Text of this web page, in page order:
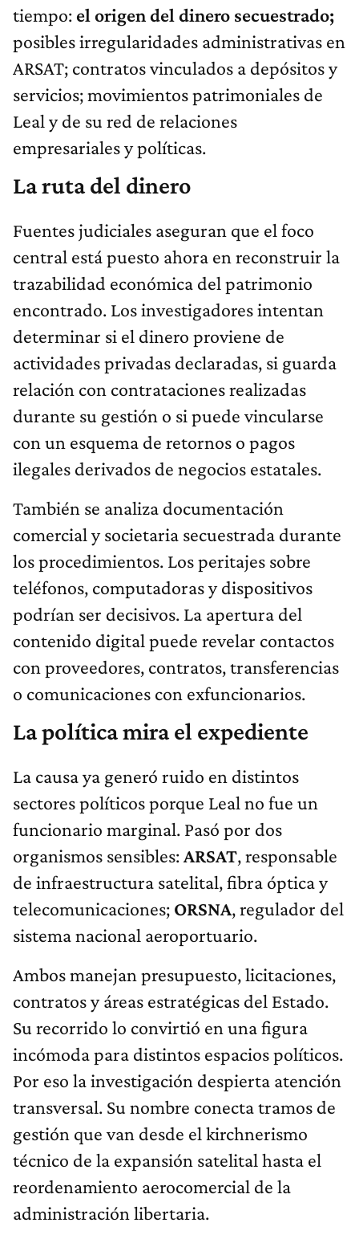
tiempo: el origen del dinero secuestrado;
posibles irregularidades administrativas en
ARSAT; contratos vinculados a depósitos y
servicios; movimientos patrimoniales de
Leal y de su red de relaciones
empresariales y políticas.
La ruta del dinero
Fuentes judiciales aseguran que el foco
central está puesto ahora en reconstruir la
trazabilidad económica del patrimonio
encontrado. Los investigadores intentan
determinar si el dinero proviene de
actividades privadas declaradas, si guarda
relación con contrataciones realizadas
durante su gestión o si puede vincularse
con un esquema de retornos o pagos
ilegales derivados de negocios estatales.
También se analiza documentación
comercial y societaria secuestrada durante
los procedimientos. Los peritajes sobre
teléfonos, computadoras y dispositivos
podrían ser decisivos. La apertura del
contenido digital puede revelar contactos
con proveedores, contratos, transferencias
o comunicaciones con exfuncionarios.
La política mira el expediente
La causa ya generó ruido en distintos
sectores políticos porque Leal no fue un
funcionario marginal. Pasó por dos
organismos sensibles:ARSAT, responsable
de infraestructura satelital, fibra óptica y
telecomunicaciones; ORSNA, regulador del
sistema nacional aeroportuario.
Ambos manejan presupuesto, licitaciones,
contratos y áreas estratégicas del Estado.
Su recorrido lo convirtió en una figura
incómoda para distintos espacios políticos.
Por eso la investigación despierta atención
transversal. Su nombre conecta tramos de
gestión que van desde el kirchnerismo
técnico de la expansión satelital hasta el
reordenamiento aerocomercial de la
administración libertaria.